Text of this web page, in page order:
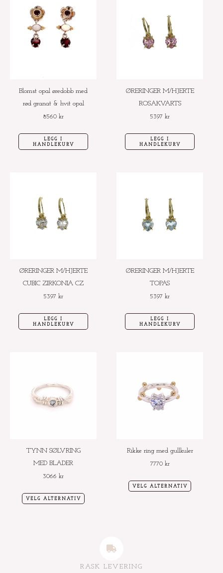
Blomst opal øredobb med
rød granat & hvit opal
8560 kr
LEGG I
HANDLEKURV
ØRERINGER M/HJERTE
ROSAKVARTS
5397 kr
LEGG I
HANDLEKURV
ØRERINGER M/HJERTE
CUBIC ZIRKONIA CZ
5397 kr
LEGG I
HANDLEKURV
ØRERINGER M/HJERTE
TOPAS
5397 kr
LEGG I
HANDLEKURV
TYNN SØLVRING
MED BLADER
3066 kr
VELG ALTERNATIV
Rikke ring med gullkuler
7770 kr
VELG ALTERNATIV
RASK LEVERING